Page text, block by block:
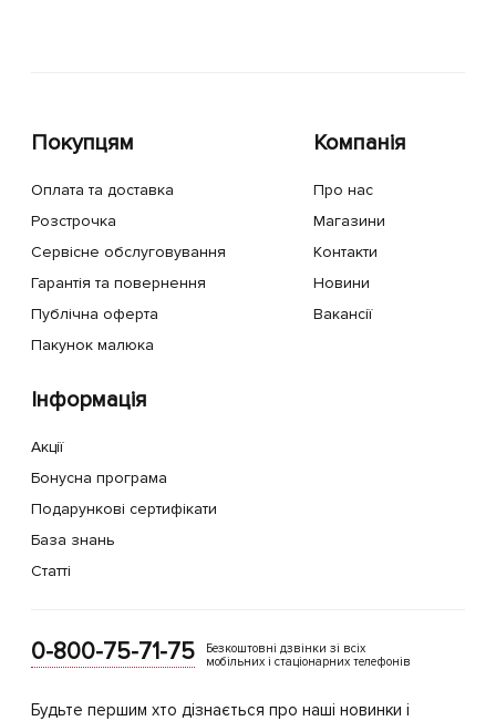
Покупцям
Оплата та доставка
Розстрочка
Сервісне обслуговування
Гарантія та повернення
Публічна оферта
Пакунок малюка
Компанія
Про нас
Магазини
Контакти
Новини
Вакансії
Інформація
Акції
Бонусна програма
Подарункові сертифікати
База знань
Статті
0-800-75-71-75
Безкоштовні дзвінки зі всіх
мобільних і стаціонарних телефонів
Будьте першим хто дізнається про наші новинки і